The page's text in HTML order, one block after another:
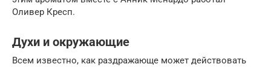
Оливер Кресп.
Духи и окружающие
Всем известно, как раздражающе может действовать